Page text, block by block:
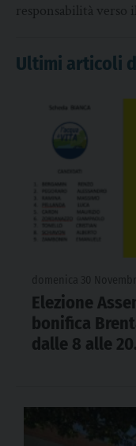
responsabilità verso
Ultimi articoli
Elezione
bonifica
dalle 8 alle